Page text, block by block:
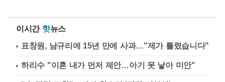
이시간 핫뉴스
표창원, 남규리에 15년 만에 사과…"제가 틀렸습니다"
하리수 "이혼 내가 먼저 제안…아기 못 낳아 미안"